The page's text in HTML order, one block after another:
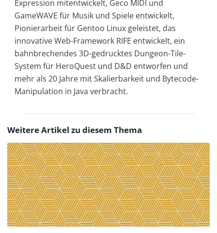
Expression mitentwickelt, Geco MIDI und
GameWAVE für Musik und Spiele entwickelt,
Pionierarbeit für Gentoo Linux geleistet, das
innovative Web-Framework RIFE entwickelt, ein
bahnbrechendes 3D-gedrucktes Dungeon-Tile-
System für HeroQuest und D&D entworfen und
mehr als 20 Jahre mit Skalierbarkeit und Bytecode-
Manipulation in Java verbracht.
Weitere Artikel zu diesem Thema